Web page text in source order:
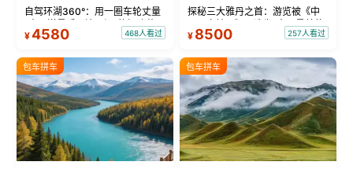
物！
自驾环湖360°：用一圈车轮丈量
“大西洋最后一滴眼泪”的极致蔚
蓝。 赛湖旅拍：甄选多款风格服
绝美瞬间。 赛湖坦克300跟车视
频：专业摄影师...
¥4580 468人看过
探秘三大雅丹之首：游览被《中
国国家地理》评选为“中国最美的
三大雅丹”第一名的克拉玛依魔鬼
瓦人最大村落——禾木村，欣赏
晨雾与小木...
¥ 8500 257人看过
包车拼车 包车拼车